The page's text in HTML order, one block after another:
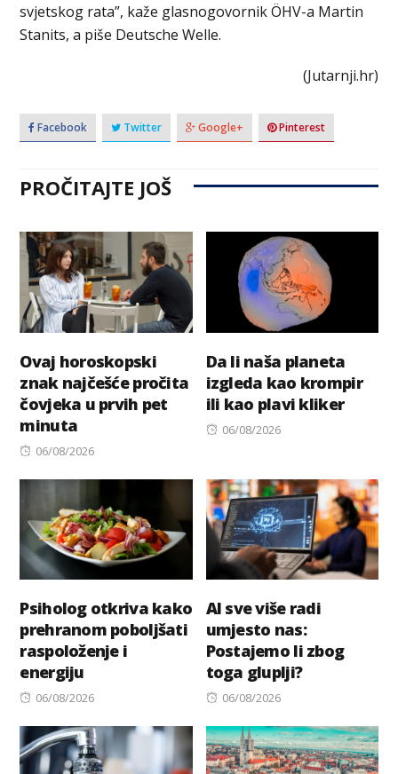
svjetskog rata”, kaže glasnogovornik ÖHV-a Martin
Stanits, a piše Deutsche Welle.
(Jutarnji.hr)
Facebook Twitter Google+ Pinterest
PROČITAJTE JOŠ
Ovaj horoskopski
znak najčešće pročita
čovjeka u prvih pet
minuta
Posted
06/08/2026
Da li naša planeta
izgleda kao krompir
ili kao plavi kliker
Posted
06/08/2026
Psiholog otkriva kako
prehranom poboljšati
raspoloženje i
energiju
Posted
06/08/2026
AI sve više radi
umjesto nas:
Postajemo li zbog
toga gluplji?
Posted
06/08/2026